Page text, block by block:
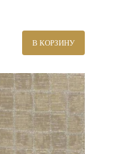
В КОРЗИНУ